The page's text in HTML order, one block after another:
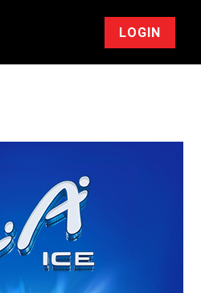
LOGIN